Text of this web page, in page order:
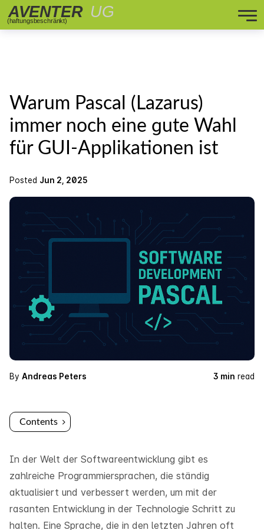
Warum Pascal (Lazarus)
immer noch eine gute Wahl
für GUI-Applikationen ist
Posted Jun 2, 2025
By Andreas Peters 3 min read
Contents
In der Welt der Softwareentwicklung gibt es
zahlreiche Programmiersprachen, die ständig
aktualisiert und verbessert werden, um mit der
rasanten Entwicklung in der Technologie Schritt zu
halten. Eine Sprache, die in den letzten Jahren oft